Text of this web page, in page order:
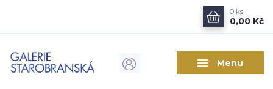
Menu
0 ks
0,00 Kč